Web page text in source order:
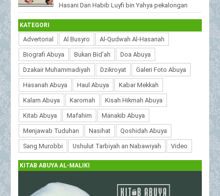
Hasani Dan Habib Luyfi bin Yahya pekalongan
MuhibbinAbuya.Com - Kekaromahan Abuya As S...
KATEGORI
Advertorial Al Busyro Al-Qudwah Al-Hasanah
Biografi Abuya Bukan Bid'ah Doa Abuya
Dzakair Muhammadiyah Dzikroyat Galeri Foto Abuya
Hasanah Abuya Haul Abuya Kabar Mekkah
Kalam Abuya Karomah Kisah Hikmah Abuya
Kitab Abuya Mafahim Manakib Abuya
Menjawab Tuduhan Nasihat Qoshidah Abuya
Sang Murobbi Ushulut Tarbiyah an Nabawiyah Video
KITAB ABUYA AL-MALIKI